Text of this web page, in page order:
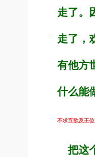
走了。
走了，
有他方
什么能
不求五欲及王
把这